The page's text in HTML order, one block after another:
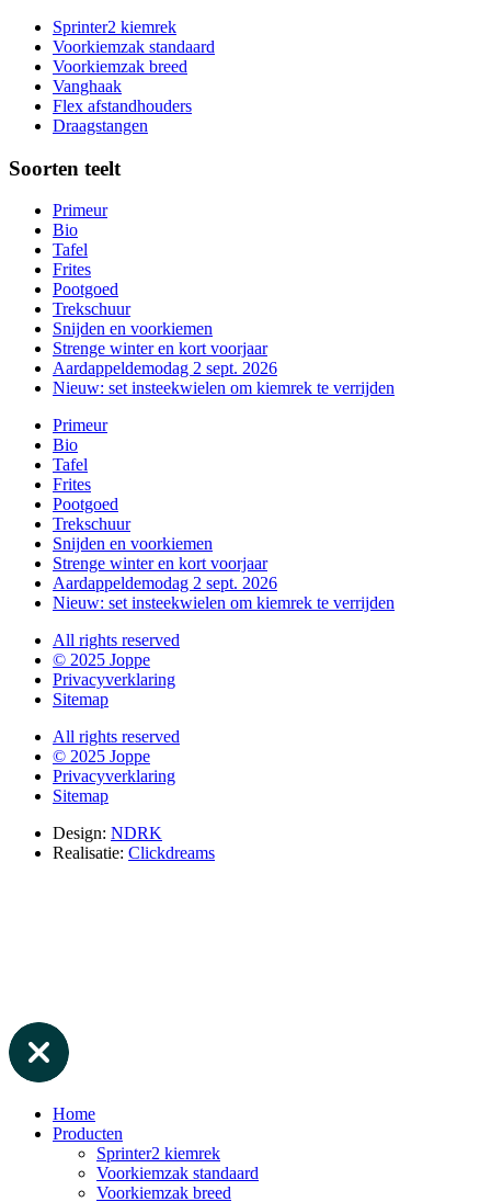
Sprinter2 kiemrek
Voorkiemzak standaard
Voorkiemzak breed
Vanghaak
Flex afstandhouders
Draagstangen
Soorten teelt
Primeur
Bio
Tafel
Frites
Pootgoed
Trekschuur
Snijden en voorkiemen
Strenge winter en kort voorjaar
Aardappeldemodag 2 sept. 2026
Nieuw: set insteekwielen om kiemrek te verrijden
Primeur
Bio
Tafel
Frites
Pootgoed
Trekschuur
Snijden en voorkiemen
Strenge winter en kort voorjaar
Aardappeldemodag 2 sept. 2026
Nieuw: set insteekwielen om kiemrek te verrijden
All rights reserved
© 2025 Joppe
Privacyverklaring
Sitemap
All rights reserved
© 2025 Joppe
Privacyverklaring
Sitemap
Design: NDRK
Realisatie: Clickdreams
Home
Producten
Sprinter2 kiemrek
Voorkiemzak standaard
Voorkiemzak breed